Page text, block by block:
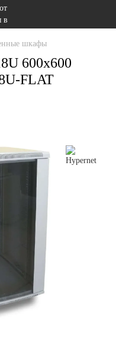
шкафы
600x600
FLAT